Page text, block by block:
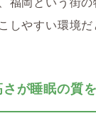
しやすい環境
が睡眠の質